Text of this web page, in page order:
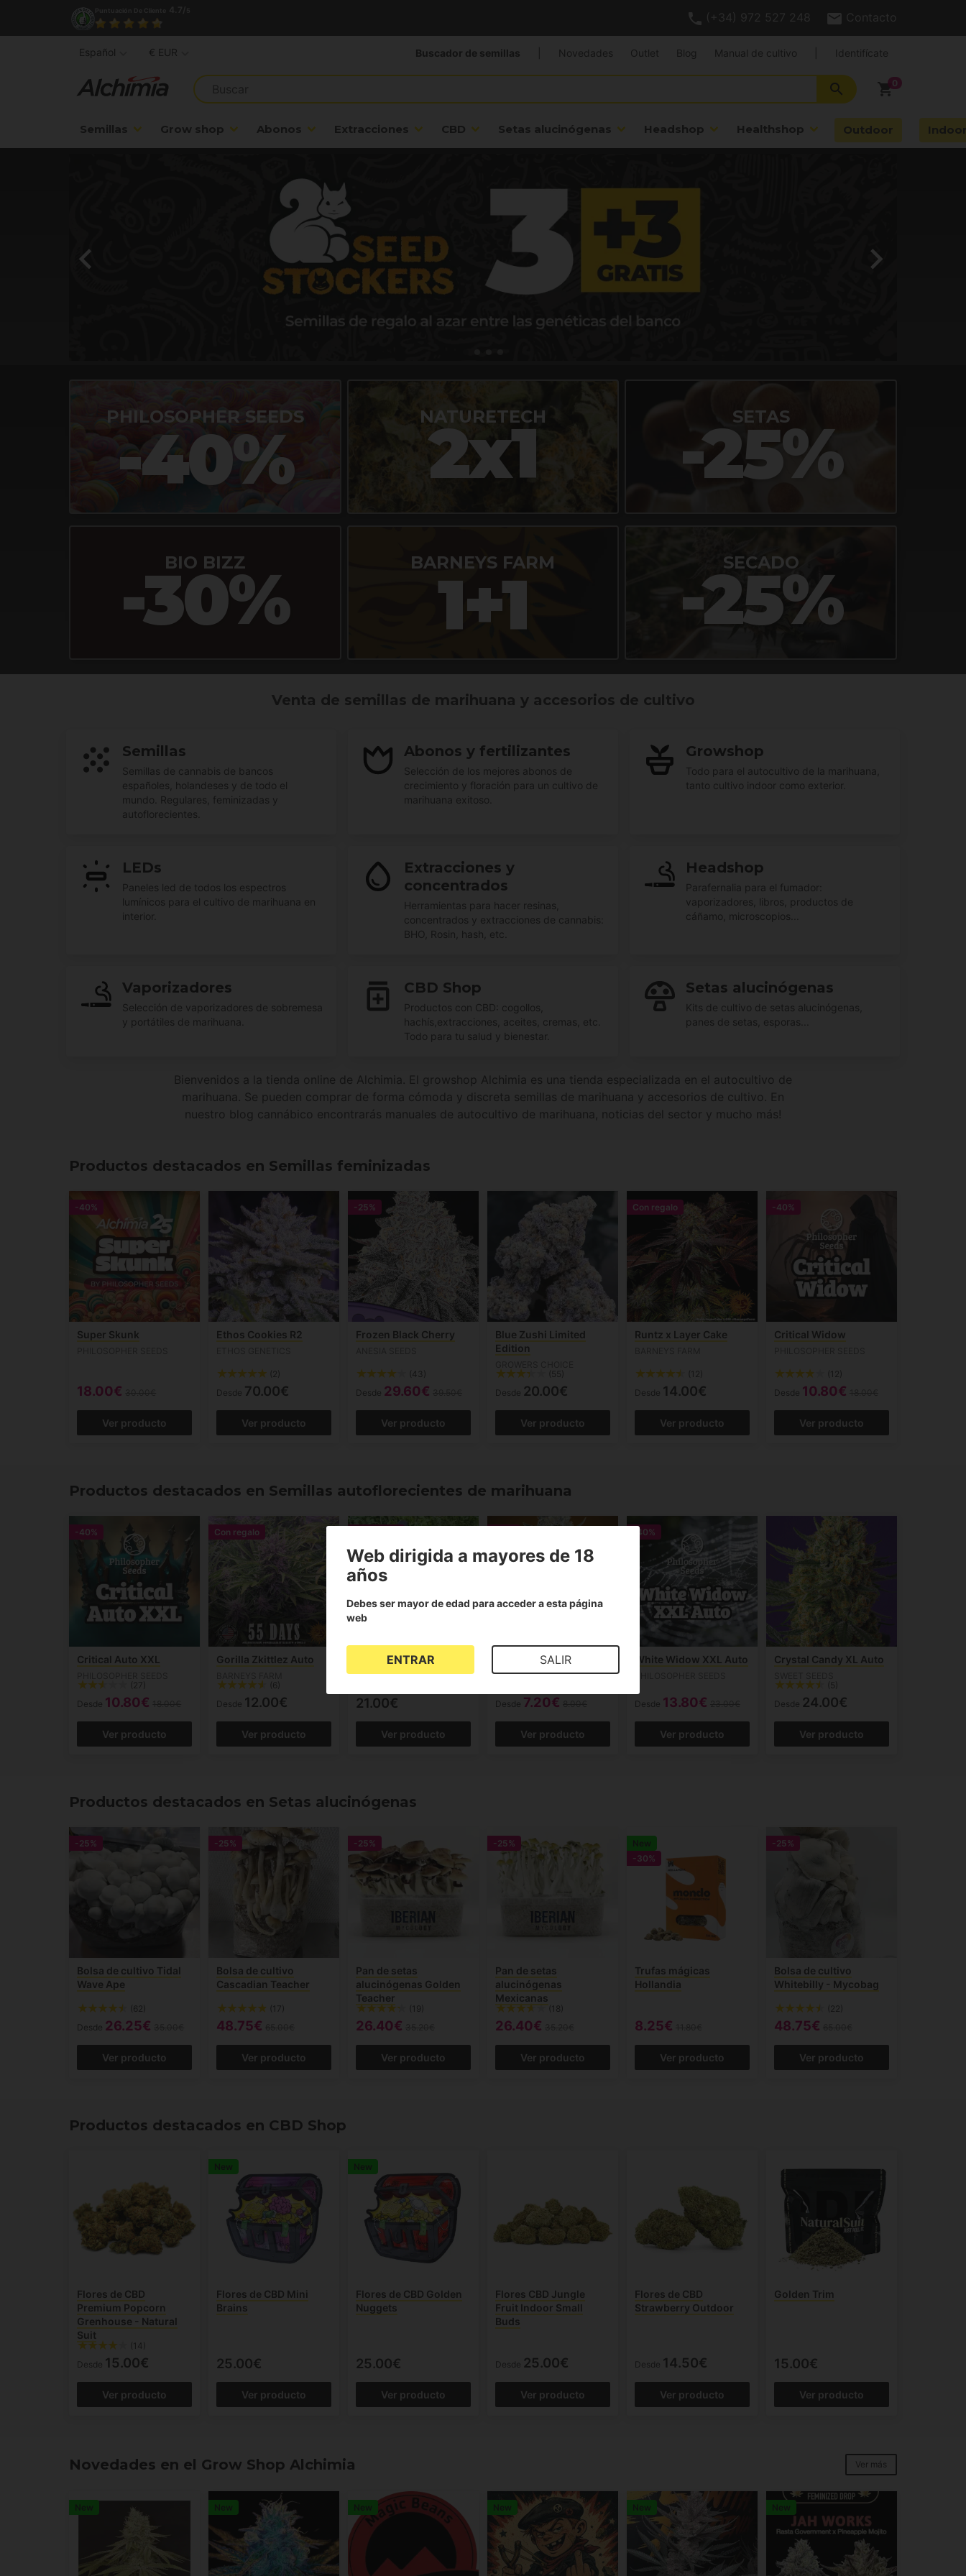
(+34) 972 527 248 Contacto
shopping_cart
search
Semillas Grow shop Abonos Extracciones CBD Setas alucinógenas Headshop Healthshop Outdoor
Buscador de semillas Novedades Outlet Blog Manual de cultivo Identifícate
Español € EUR
PHILOSOPHER SEEDS
-40%
NATURETECH
2x1 SETAS
-25%
BIO BIZZ
-30% BARNEYS FARM
1+1
SECADO
-25%
Venta de semillas de marihuana y accesorios de cultivo
Semillas
Semillas de cannabis de bancos
españoles, holandeses y de todo el
mundo. Regulares, feminizadas y
autoflorecientes.
Abonos y fertilizantes
Selección de los mejores abonos de
crecimiento y floración para un cultivo de
marihuana exitoso.
Growshop
Todo para el autocultivo de la marihuana,
tanto cultivo indoor como exterior.
LEDs
Paneles led de todos los espectros
lumínicos para el cultivo de marihuana en
interior.
Extracciones y
concentrados
Herramientas para hacer resinas,
concentrados y extracciones de cannabis:
BHO, Rosin, hash, etc.
Headshop
Parafernalia para el fumador:
vaporizadores, libros, productos de
cáñamo, microscopios...
Vaporizadores
Selección de vaporizadores de sobremesa
y portátiles de marihuana.
CBD Shop
Productos con CBD: cogollos,
hachís,extracciones, aceites, cremas, etc.
Todo para tu salud y bienestar.
Setas alucinógenas
Kits de cultivo de setas alucinógenas,
panes de setas, esporas...
Bienvenidos a la tienda online de Alchimia. El growshop Alchimia es una tienda especializada en el autocultivo de
marihuana. Se pueden comprar de forma cómoda y discreta semillas de marihuana y accesorios de cultivo. En
nuestro blog cannábico encontrarás manuales de autocultivo de marihuana, noticias del sector y mucho más!
Productos destacados en Semillas feminizadas
-40%
Super Skunk
18.00€
Ver producto
Ethos Cookies R2
(2)
Desde 70.00€
Ver producto
-25%
Frozen Black Cherry
(43)
Desde 29.60€
Ver producto
Blue Zushi Limited
Edition
(55)
Desde 20.00€
Ver producto
Con regalo
Runtz x Layer Cake
(12)
Desde 14.00€
Ver producto
-40%
Critical Widow
(12)
Desde 10.80€
Ver producto
Productos destacados en Semillas autoflorecientes de marihuana
-40%
Critical Auto XXL
(27)
Desde 10.80€
Ver producto
Con regalo
Gorilla Zkittlez Auto
(6)
Desde 12.00€
Ver producto
Auto Mix Pack
FAST BUDS
21.00€
Ver producto
Auto Critical Mass
ADVANCED SEEDS
Desde 7.20€
Ver producto
-40%
White Widow XXL Auto
Desde 13.80€
Ver producto
Crystal Candy XL Auto
(5)
Desde 24.00€
Ver producto
Productos destacados en Setas alucinógenas
-25%
Bolsa de cultivo Tidal
Wave Ape
(62)
Desde 26.25€
Ver producto
-25%
Bolsa de cultivo
Cascadian Teacher
(17)
48.75€
Ver producto
-25%
Pan de setas
alucinógenas Golden
Teacher
(19)
26.40€
Ver producto
-25%
Pan de setas
alucinógenas
Mexicanas
(18)
26.40€
Ver producto
New
-30%
Trufas mágicas
Hollandia
8.25€
Ver producto
-25%
Bolsa de cultivo
Whitebilly - Mycobag
(22)
48.75€
Ver producto
Productos destacados en CBD Shop
Flores de CBD
Premium Popcorn
Grenhouse - Natural
Suit
(14)
Desde 15.00€
Ver producto
New
Flores de CBD Mini
Brains
25.00€
Ver producto
New
Flores de CBD Golden
Nuggets
25.00€
Ver producto
Flores CBD Jungle
Fruit Indoor Small
Buds
Desde 25.00€
Ver producto
Flores de CBD
Strawberry Outdoor
Desde 14.50€
Ver producto
Golden Trim
15.00€
Ver producto
Novedades en el Grow Shop Alchimia Ver más
New New New New New New
Web dirigida a mayores de 18
años
Debes ser mayor de edad para acceder a esta página
web
ENTRAR SALIR